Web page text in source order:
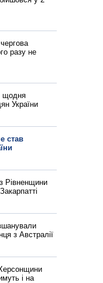
разу не
щодня
України
став
Рівненщини
з Австралії
і на